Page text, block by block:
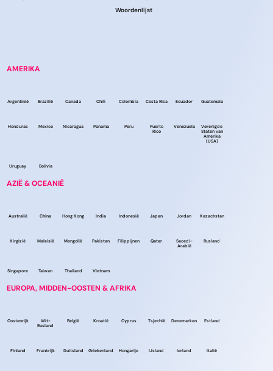
Woordenlijst
AMERIKA
Argentinië Brazilië Canada Chili Colombia Costa Rica Ecuador Guatemala
Honduras Mexico Nicaragua Panama Peru
Puerto
Rico
Venezuela
Verenigde
Staten van
Amerika
(USA)
Uruguay Bolivia
AZIË & OCEANIË
Australië China Hong Kong India Indonesië Japan Jordan Kazachstan
Kirgizië Maleisië Mongolië Pakistan Filippijnen Qatar
Saoedi-
Arabië
Rusland
Singapore Taiwan Thailand Vietnam
EUROPA, MIDDEN-OOSTEN & AFRIKA
Oostenrijk
Wit-
Rusland
België Kroatië Cyprus Tsjechië Denemarken Estland
Finland Frankrijk Duitsland Griekenland Hongarije IJsland Ierland Italië